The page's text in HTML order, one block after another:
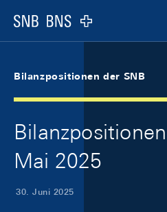
Logo
Bilanzpositionen der SNB
Mai 2025
30. Juni 2025